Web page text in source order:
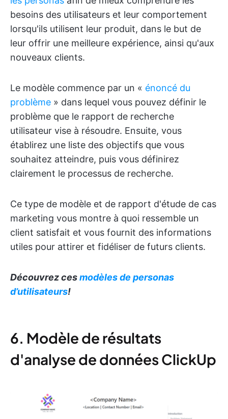
besoins des utilisateurs et leur comportement
lorsqu'ils utilisent leur produit, dans le but de
leur offrir une meilleure expérience, ainsi qu'aux
nouveaux clients.
Le modèle commence par un « énoncé du
problème » dans lequel vous pouvez définir le
problème que le rapport de recherche
utilisateur vise à résoudre. Ensuite, vous
établirez une liste des objectifs que vous
souhaitez atteindre, puis vous définirez
clairement le processus de recherche.
Ce type de modèle et de rapport d'étude de cas
marketing vous montre à quoi ressemble un
client satisfait et vous fournit des informations
utiles pour attirer et fidéliser de futurs clients.
Découvrez cesmodèles de personas
d’utilisateurs!
6. Modèle de résultats
d'analyse de données ClickUp